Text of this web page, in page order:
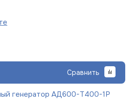
Сравнить
генератор АД600-Т400-1Р